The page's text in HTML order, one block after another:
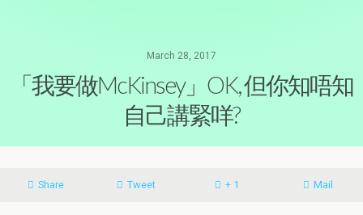
March 28, 2017
「我要做McKinsey」OK, 但你知唔知
自己講緊咩?
Share Tweet + 1 Mail